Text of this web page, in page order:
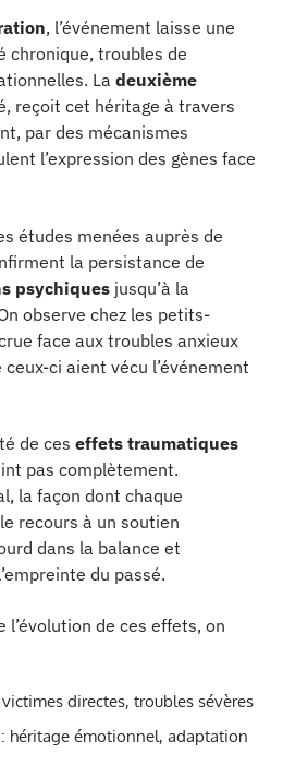
, l’événement laisse une
chronique, troubles de
La deuxième
reçoit cet héritage à travers
par des mécanismes
l’expression des gènes face
études menées auprès de
la persistance de
psychiques jusqu’à la
observe chez les petits-
face aux troubles anxieux
ci aient vécu l’événement
de ces effets traumatiques
pas complètement.
la façon dont chaque
recours à un soutien
dans la balance et
du passé.
l’évolution de ces effets, on
victimes directes, troubles sévères
: héritage émotionnel, adaptation